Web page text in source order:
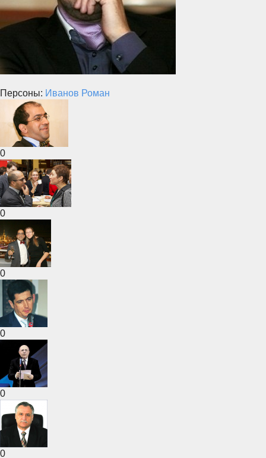
Персоны: Иванов Роман
0
0
0
0
0
0